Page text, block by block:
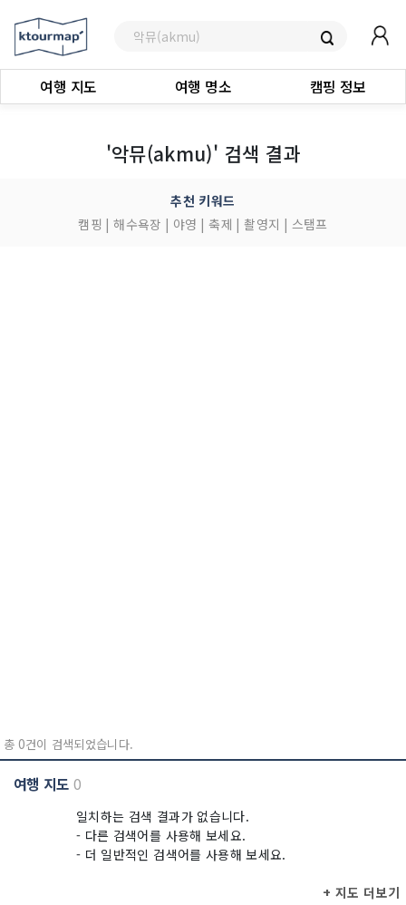
여행 지도 여행 명소 캠핑 정보
'악뮤(akmu)' 검색 결과
추천 키워드
캠핑 | 해수욕장 | 야영 | 축제 | 촬영지 | 스탬프
총 0건이 검색되었습니다.
여행 지도0
일치하는 검색 결과가 없습니다.
- 다른 검색어를 사용해 보세요.
- 더 일반적인 검색어를 사용해 보세요.
+ 지도 더보기